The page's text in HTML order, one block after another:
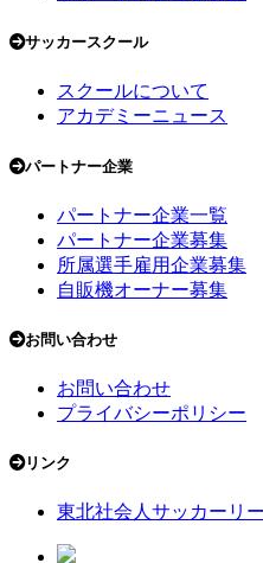
サッカースクール
スクールについて
アカデミーニュース
パートナー企業
パートナー企業一覧
パートナー企業募集
所属選手雇用企業募集
自販機オーナー募集
お問い合わせ
お問い合わせ
プライバシーポリシー
リンク
東北社会人サッカーリ